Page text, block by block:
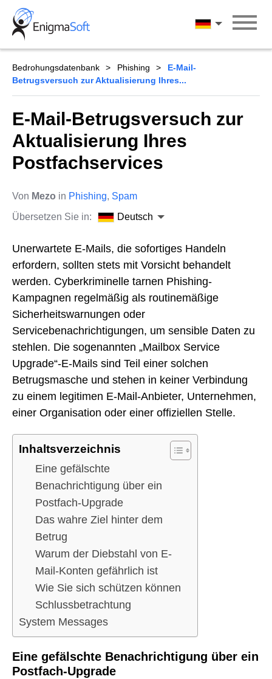
Skip
content
Deutsch
Bedrohungsdatenbank Phishing
E-Mail-
Betrugsversuch zur Aktualisierung Ihres...
E-Mail-Betrugsversuch zur
Aktualisierung Ihres
Postfachservices
Von Mezo in Phishing, Spam
Übersetzen Sie in:
Deutsch
Unerwartete E-Mails, die sofortiges Handeln
erfordern, sollten stets mit Vorsicht behandelt
werden. Cyberkriminelle tarnen Phishing-
Kampagnen regelmäßig als routinemäßige
Sicherheitswarnungen oder
Servicebenachrichtigungen, um sensible Daten zu
stehlen. Die sogenannten „Mailbox Service
Upgrade“-E-Mails sind Teil einer solchen
Betrugsmasche und stehen in keiner Verbindung
zu einem legitimen E-Mail-Anbieter, Unternehmen,
einer Organisation oder einer offiziellen Stelle.
Inhaltsverzeichnis
Eine gefälschte
Benachrichtigung über ein
Postfach-Upgrade
Das wahre Ziel hinter dem
Betrug
Warum der Diebstahl von E-
Mail-Konten gefährlich ist
Wie Sie sich schützen können
Schlussbetrachtung
System Messages
Eine gefälschte Benachrichtigung über ein
Postfach-Upgrade